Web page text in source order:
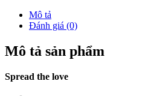
Mô tả
Đánh giá (0)
Mô tả sản phẩm
Spread the love